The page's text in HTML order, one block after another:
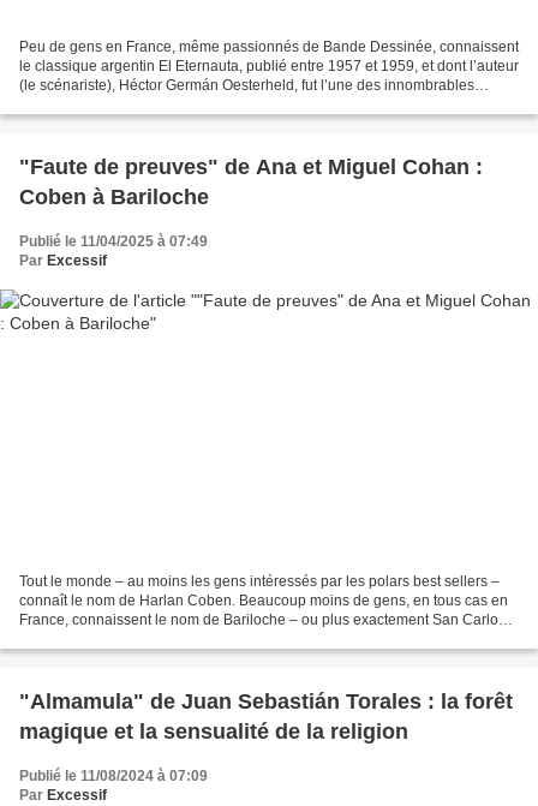
Peu de gens en France, même passionnés de Bande Dessinée, connaissent
le classique argentin El Eternauta, publié entre 1957 et 1959, et dont l’auteur
(le scénariste), Héctor Germán Oesterheld, fut l’une des innombrables
"Faute de preuves" de Ana et Miguel Cohan :
Coben à Bariloche
Publié le 11/04/2025 à 07:49
Par Excessif
Tout le monde – au moins les gens intéressés par les polars best sellers –
connaît le nom de Harlan Coben. Beaucoup moins de gens, en tous cas en
France, connaissent le nom de Bariloche – ou plus exactement San Carlos
"Almamula" de Juan Sebastián Torales : la forêt
magique et la sensualité de la religion
Publié le 11/08/2024 à 07:09
Par Excessif